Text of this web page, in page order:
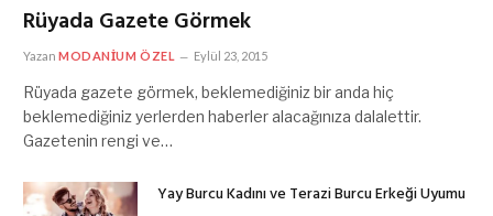
Rüyada Gazete Görmek
Yazan MODANIUM ÖZEL Eylül 23, 2015
Rüyada gazete görmek, beklemediğiniz bir anda hiç
beklemediğiniz yerlerden haberler alacağınıza dalalettir.
Gazetenin rengi ve…
Yay Burcu Kadını ve Terazi Burcu Erkeği Uyumu